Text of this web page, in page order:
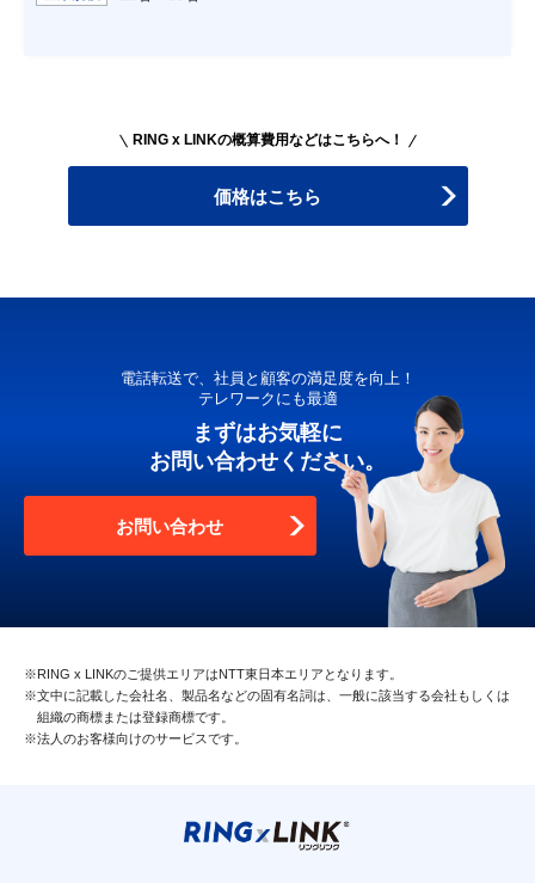
RING x LINKの概算費用などはこちらへ！
価格はこちら
電話転送で、社員と顧客の満足度を向上！
テレワークにも最適
まずはお気軽に
お問い合わせください。
お問い合わせ
RING x LINKのご提供エリアはNTT東日本エリアとなります。
文中に記載した会社名、製品名などの固有名詞は、一般に該当する会社もしくは
組織の商標または登録商標です。
法人のお客様向けのサービスです。